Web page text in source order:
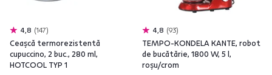
4,8 147
Ceaşcă termorezistentă
cupuccino, 2 buc., 280 ml,
HOTCOOL TYP 1
4,8 93
TEMPO-KONDELA KANTE, robot
de bucătărie, 1800 W, 5 l,
roşu/crom